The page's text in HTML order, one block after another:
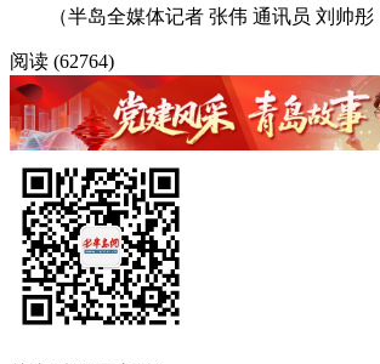
与千年古柏相依共生、岁岁相守。
炎炎夏日，一簇簇喇叭状凌霄花热烈绽
层叠叠，铺满古柏树冠与殿宇檐角。苍翠柏
古建古韵搭配山海清风，红绿交织、仙气氤
落古木，近看繁花缀满枝头，场面恢弘壮阔